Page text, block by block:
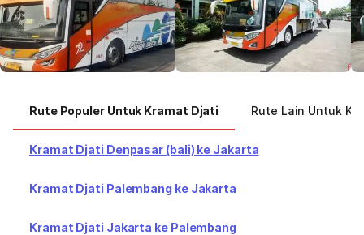
Rute Populer Untuk Kramat Djati Rute Lain Untuk
Kramat Djati Denpasar (bali) ke Jakarta
Kramat Djati Palembang ke Jakarta
Kramat Djati Jakarta ke Palembang